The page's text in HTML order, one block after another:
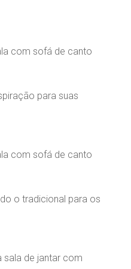
com sofá de canto
para suas
com sofá de canto
o tradicional para os
de jantar com